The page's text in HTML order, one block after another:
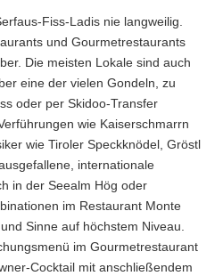
Fiss-Ladis nie langweilig.
und Gourmetrestaurants
Die meisten Lokale sind auch
eine der vielen Gondeln, zu
oder per Skidoo-Transfer
wie Kaiserschmarrn
wie Tiroler Speckknödel, Gröstl
internationale
in der Seealm Hög oder
im Restaurant Monte
Sinne auf höchstem Niveau.
im Gourmetrestaurant
Cocktail mit anschließendem